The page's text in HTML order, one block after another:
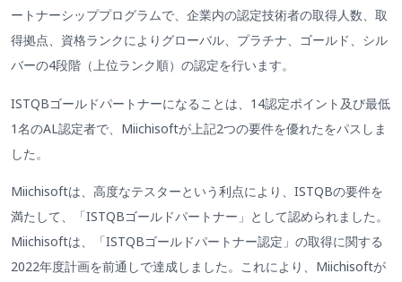
ートナーシッププログラムで、企業内の認定技術者の取得人数、取
得拠点、資格ランクによりグローバル、プラチナ、ゴールド、シル
バーの4段階（上位ランク順）の認定を行います。
ISTQBゴールドパートナーになることは、14認定ポイント及び最低
1名のAL認定者で、Miichisoftが上記2つの要件を優れたをパスしま
した。
Miichisoftは、高度なテスターという利点により、ISTQBの要件を
満たして、「ISTQBゴールドパートナー」として認められました。
Miichisoftは、「ISTQBゴールドパートナー認定」の取得に関する
2022年度計画を前通しで達成しました。これにより、Miichisoftが